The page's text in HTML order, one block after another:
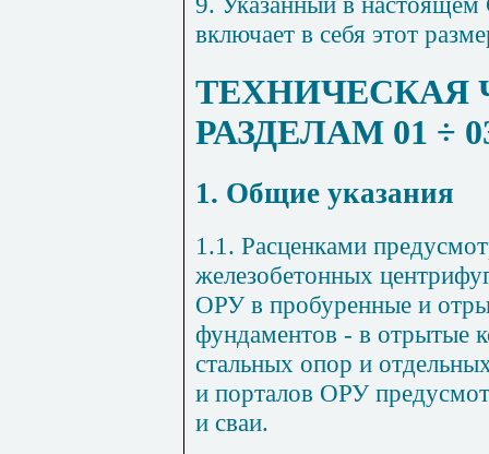
включает в себя этот
ТЕХНИЧЕСКАЯ
РАЗДЕЛАМ 01 ÷
1. Общие указания
1.1. Расценками
железобетонных
ОРУ в пробуренные и
фундаментов - в отрытые
стальных опор и
и порталов ОРУ
и сваи.